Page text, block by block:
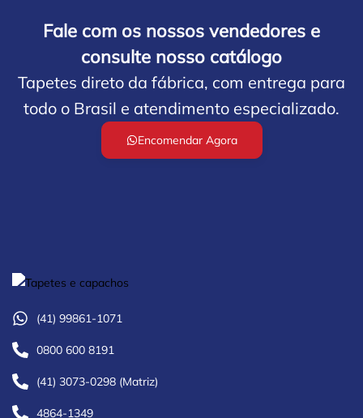
Fale com os nossos vendedores e
consulte nosso catálogo
Tapetes direto da fábrica, com entrega para
todo o Brasil e atendimento especializado.
Encomendar Agora
(41) 99861-1071
0800 600 8191
(41) 3073-0298 (Matriz)
4864-1349